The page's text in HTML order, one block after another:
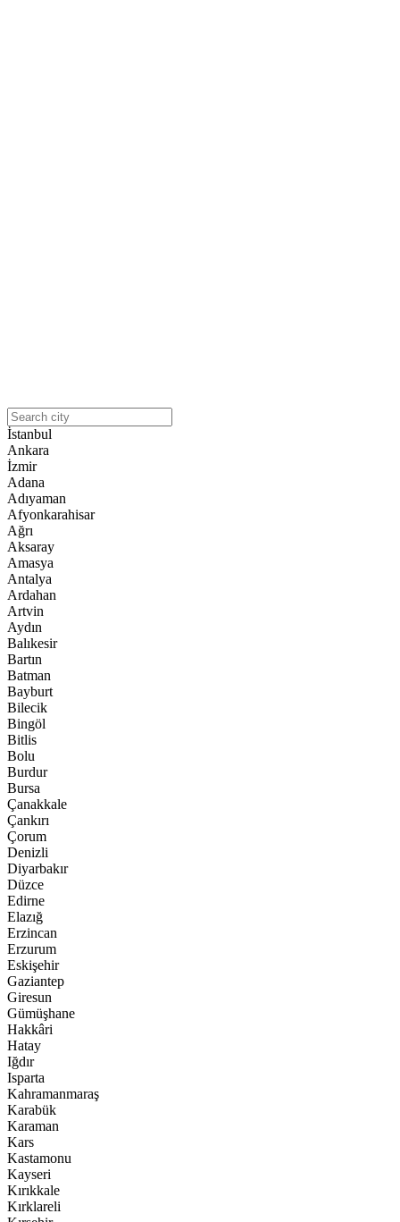
İstanbul
Ankara
İzmir
Adana
Adıyaman
Afyonkarahisar
Ağrı
Aksaray
Amasya
Antalya
Ardahan
Artvin
Aydın
Balıkesir
Bartın
Batman
Bayburt
Bilecik
Bingöl
Bitlis
Bolu
Burdur
Bursa
Çanakkale
Çankırı
Çorum
Denizli
Diyarbakır
Düzce
Edirne
Elazığ
Erzincan
Erzurum
Eskişehir
Gaziantep
Giresun
Gümüşhane
Hakkâri
Hatay
Iğdır
Isparta
Kahramanmaraş
Karabük
Karaman
Kars
Kastamonu
Kayseri
Kırıkkale
Kırklareli